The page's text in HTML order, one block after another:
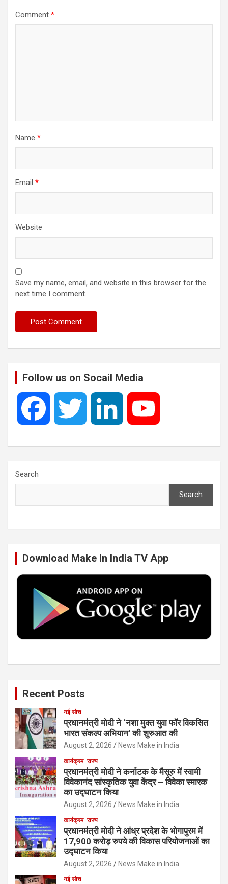
Comment *
Name *
Email *
Website
Save my name, email, and website in this browser for the
next time I comment.
Follow us on Socail Media
e
o
k
t
r
k
I
n
T
e
Search
Search
Download Make In India TV App
Recent Posts
नई सोच
प्रधानमंत्री मोदी ने ‘नशा मुक्त युवा फॉर विकसित
भारत संकल्प अभियान’ की शुरुआत की
August 2, 2026 News Make in India
कार्यक्रम राज्य
प्रधानमंत्री मोदी ने कर्नाटक के मैसूरु में स्वामी
विवेकानंद सांस्कृतिक युवा केंद्र – विवेका स्मारक
का उद्घाटन किया
August 2, 2026 News Make in India
कार्यक्रम राज्य
प्रधानमंत्री मोदी ने आंध्र प्रदेश के भोगापुरम में
17,900 करोड़ रुपये की विकास परियोजनाओं का
उद्घाटन किया
August 2, 2026 News Make in India
नई सोच